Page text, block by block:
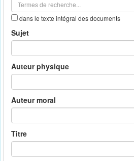
dans le texte intégral des documents
Sujet
Auteur physique
Auteur moral
Titre